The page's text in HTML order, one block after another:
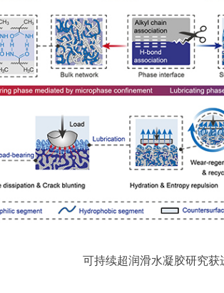
可持续超润滑水凝胶研究获